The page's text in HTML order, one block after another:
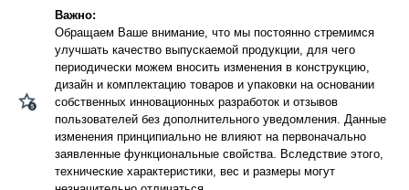
Важно:
Обращаем Ваше внимание, что мы постоянно стремимся
улучшать качество выпускаемой продукции, для чего
периодически можем вносить изменения в конструкцию,
дизайн и комплектацию товаров и упаковки на основании
собственных инновационных разработок и отзывов
пользователей без дополнительного уведомления. Данные
изменения принципиально не влияют на первоначально
заявленные функциональные свойства. Вследствие этого,
технические характеристики, вес и размеры могут